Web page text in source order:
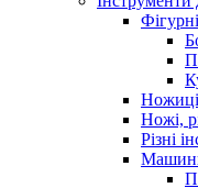
Ножі,
Різні